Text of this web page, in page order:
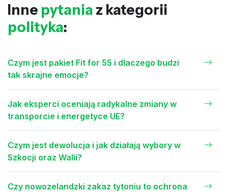
Inne pytania z kategorii
polityka:
Czym jest pakiet Fit for 55 i dlaczego budzi
tak skrajne emocje?
Jak eksperci oceniają radykalne zmiany w
transporcie i energetyce UE?
Czym jest dewolucja i jak działają wybory w
Szkocji oraz Walii?
Czy nowozelandzki zakaz tytoniu to ochrona